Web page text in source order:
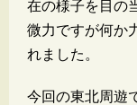
在の様子を目の
微力ですが何か
れました。
今回の東北周遊